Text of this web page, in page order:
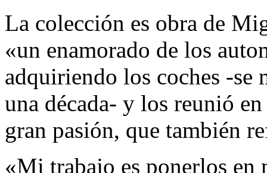
La colección es obra de
«un enamorado de los
adquiriendo los coches -se
una década- y los reunió
gran pasión, que también
«Mi trabajo es ponerlos en